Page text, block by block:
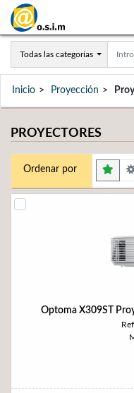
Todas las categorías
Inicio Proyección
PROYECTORES
Ordenar por
Optoma X309ST